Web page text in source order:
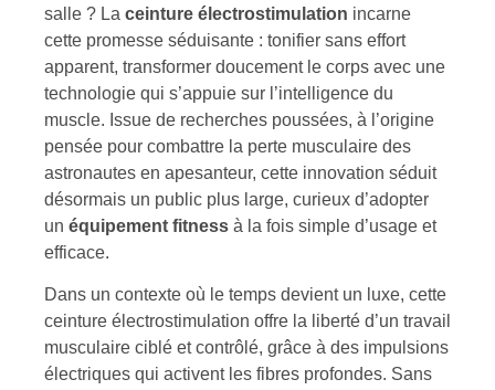
salle ? La ceinture électrostimulation incarne
cette promesse séduisante : tonifier sans effort
apparent, transformer doucement le corps avec une
technologie qui s’appuie sur l’intelligence du
muscle. Issue de recherches poussées, à l’origine
pensée pour combattre la perte musculaire des
astronautes en apesanteur, cette innovation séduit
désormais un public plus large, curieux d’adopter
un équipement fitness à la fois simple d’usage et
efficace.
Dans un contexte où le temps devient un luxe, cette
ceinture électrostimulation offre la liberté d’un travail
musculaire ciblé et contrôlé, grâce à des impulsions
électriques qui activent les fibres profondes. Sans